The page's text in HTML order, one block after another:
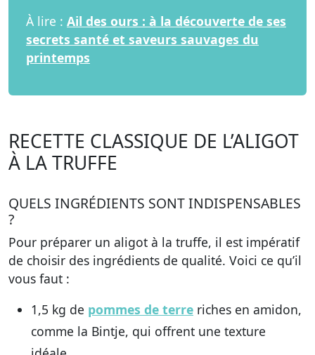
À lire : Ail des ours : à la découverte de ses
secrets santé et saveurs sauvages du
printemps
RECETTE CLASSIQUE DE L’ALIGOT
À LA TRUFFE
QUELS INGRÉDIENTS SONT INDISPENSABLES
?
Pour préparer un aligot à la truffe, il est impératif
de choisir des ingrédients de qualité. Voici ce qu’il
vous faut :
1,5 kg de pommes de terre riches en amidon,
comme la Bintje, qui offrent une texture